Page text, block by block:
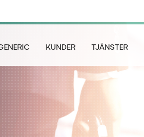
KUNDER TJÄNSTER